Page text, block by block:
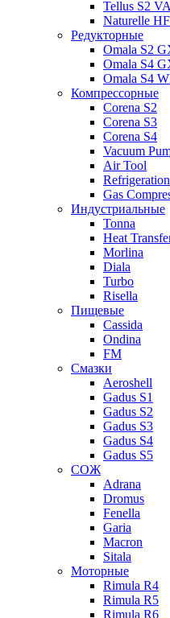
Tellus S2
Naturelle
Редукторные
Omala S2
Omala S4
Omala S4
Компрессорные
Corena S2
Corena S3
Corena S4
Vacuum
Air Tool
Refrigeration
Gas
Индустриальные
Tonna
Heat
Morlina
Diala
Turbo
Risella
Пищевые
Cassida
Ondina
FM
Смазки
Aeroshell
Gadus S1
Gadus S2
Gadus S3
Gadus S4
Gadus S5
СОЖ
Adrana
Dromus
Fenella
Garia
Macron
Sitala
Моторные
Rimula R4
Rimula R5
Rimula R6